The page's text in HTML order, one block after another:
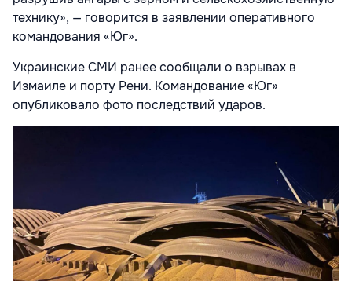
технику», — говорится в заявлении оперативного
командования «Юг».
Украинские СМИ ранее сообщали о взрывах в
Измаиле и порту Рени. Командование «Юг»
опубликовало фото последствий ударов.